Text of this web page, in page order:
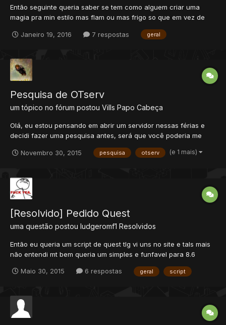
Então seguinte queria saber se tem como alguem criar uma
magia pra min estilo mas flam ou mas frigo so que em vez de
tpw exevo mas love desde ja agradeço.
Janeiro 19, 2016 7 respostas geral
Pesquisa de OTserv
um tópico no fórum postou Vills Papo Cabeça
Olá, eu estou pensando em abrir um servidor nessas férias e
decidi fazer uma pesquisa antes, será que você poderia me
ajudar?, são só cinco questões de múltipla escolha não demora
mais que 2 minutos para responder. Link;
Novembro 30, 2015 pesquisa otserv (e 1 mais)
[Resolvido] Pedido Quest
uma questão postou ludgeromf1 Resolvidos
Então eu queria um script de quest tlg vi uns no site e tals mais
não entendi mt bem queria um simples e funfavel para 8.6
Maio 30, 2015
6 respostas geral script